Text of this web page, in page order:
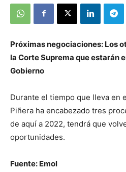
Próximas negociaciones: Los
la Corte Suprema que estarán
Gobierno
Durante el tiempo que lleva en
Piñera ha encabezado tres
de aquí a 2022, tendrá que
oportunidades.
Fuente: Emol